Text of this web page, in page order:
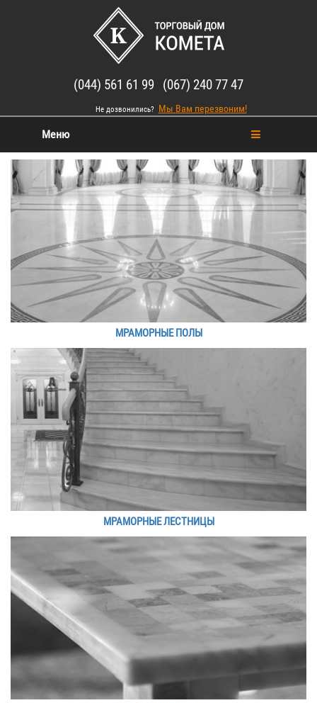
(044) 561 61 99 (067) 240 77 47
Не дозвонились? Мы Вам перезвоним!
Меню
МРАМОРНЫЕ ПОЛЫ
МРАМОРНЫЕ ЛЕСТНИЦЫ